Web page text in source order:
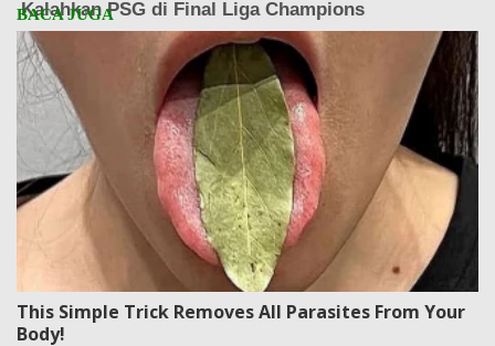
This Simple Trick Removes All Parasites From Your
Body!